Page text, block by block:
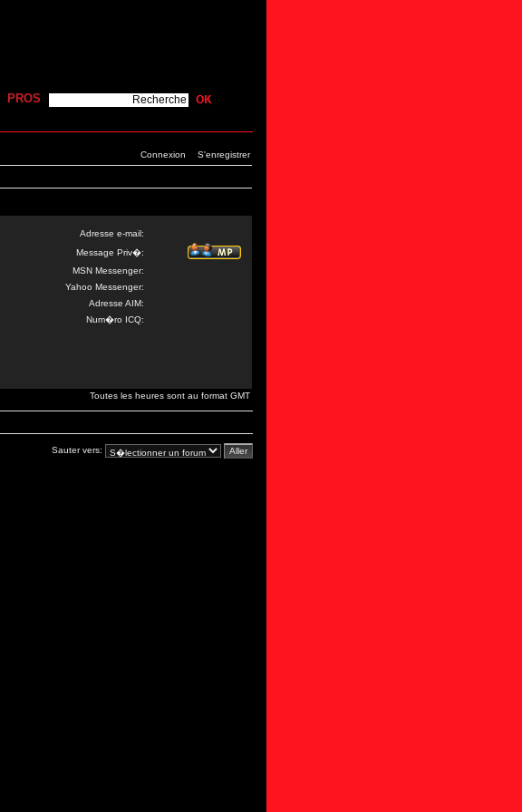
PROS
Connexion S'enregistrer
Adresse e-mail:
Message Priv�:
MSN Messenger:
Yahoo Messenger:
Adresse AIM:
Num�ro ICQ:
Toutes les heures sont au format GMT
Sauter vers: